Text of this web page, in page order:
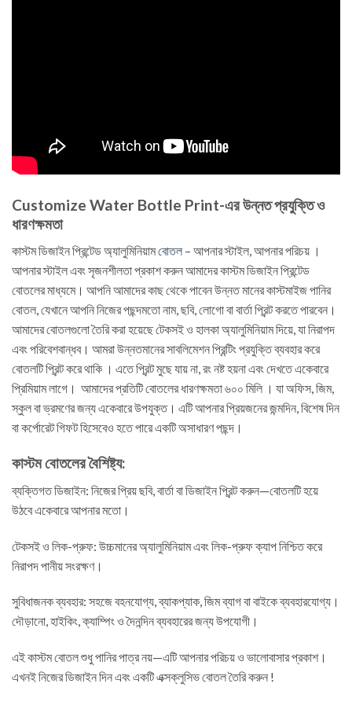
Customize Water Bottle Print-এর উন্নত প্রযুক্তি ও
ধারণক্ষমতা
কাস্টম ডিজাইন প্রিন্টেড অ্যালুমিনিয়ামবোতল – আপনার স্টাইল, আপনার পরিচয় ।
আপনার স্টাইল এবং সৃজনশীলতা প্রকাশ করুন আমাদের কাস্টম ডিজাইন প্রিন্টেড
বোতলের মাধ্যমে। আপনি আমাদের কাছ থেকে পাবেন উন্নত মানের কাস্টমাইজ পানির
বোতল, যেখানে আপনি নিজের পছন্দমতো নাম, ছবি, লোগো বা বার্তা প্রিন্ট করতে পারবেন।
আমাদের বোতলগুলো তৈরি করা হয়েছে টেকসই ও হালকা অ্যালুমিনিয়াম দিয়ে, যা নিরাপদ
এবং পরিবেশবান্ধব। আমরা উন্নতমানের সাবলিমেশন প্রিন্টিং প্রযুক্তি ব্যবহার করে
বোতলটি প্রিন্ট করে থাকি । এতে প্রিন্ট মুছে যায় না, রং নষ্ট হয়না এবং দেখতে একেবারে
প্রিমিয়াম লাগে। আমাদের প্রতিটি বোতলের ধারণক্ষমতা ৬০০ মিলি । যা অফিস, জিম,
স্কুল বা ভ্রমণের জন্য একেবারে উপযুক্ত। এটি আপনার প্রিয়জনের জন্মদিন, বিশেষ দিন
বা কর্পোরেট গিফট হিসেবেও হতে পারে একটি অসাধারণ পছন্দ।
কাস্টম বোতলের বৈশিষ্ট্য:
ব্যক্তিগত ডিজাইন: নিজের প্রিয় ছবি, বার্তা বা ডিজাইন প্রিন্ট করুন—বোতলটি হয়ে
উঠবে একেবারে আপনার মতো।
টেকসই ও লিক-প্রুফ: উচ্চমানের অ্যালুমিনিয়াম এবং লিক-প্রুফ ক্যাপ নিশ্চিত করে
নিরাপদ পানীয় সংরক্ষণ।
সুবিধাজনক ব্যবহার: সহজে বহনযোগ্য, ব্যাকপ্যাক, জিম ব্যাগ বা বাইকে ব্যবহারযোগ্য।
দৌড়ানো, হাইকিং, ক্যাম্পিং ও দৈনন্দিন ব্যবহারের জন্য উপযোগী।
এই কাস্টম বোতল শুধু পানির পাত্র নয়—এটি আপনার পরিচয় ও ভালোবাসার প্রকাশ।
এখনই নিজের ডিজাইন দিন এবং একটি এক্সক্লুসিভ বোতল তৈরি করুন !